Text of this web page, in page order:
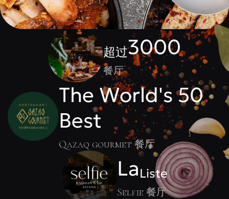
超过3000
餐厅
The World's 50
Best
Qazaq gourmet 餐厅
LaListe
Selfie 餐厅